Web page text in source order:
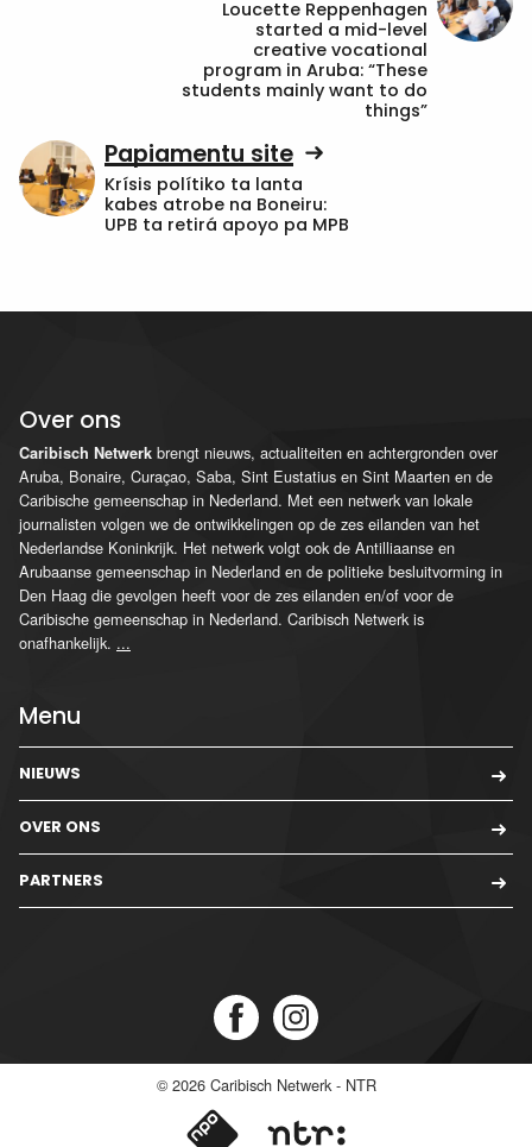
Loucette Reppenhagen
started a mid-level
creative vocational
program in Aruba: “These
students mainly want to do
things”
Papiamentu site
Krísis polítiko ta lanta
kabes atrobe na Boneiru:
UPB ta retirá apoyo pa MPB
Over ons
Caribisch Netwerk brengt nieuws, actualiteiten en achtergronden over
Aruba, Bonaire, Curaçao, Saba, Sint Eustatius en Sint Maarten en de
Caribische gemeenschap in Nederland. Met een netwerk van lokale
journalisten volgen we de ontwikkelingen op de zes eilanden van het
Nederlandse Koninkrijk. Het netwerk volgt ook de Antilliaanse en
Arubaanse gemeenschap in Nederland en de politieke besluitvorming in
Den Haag die gevolgen heeft voor de zes eilanden en/of voor de
Caribische gemeenschap in Nederland. Caribisch Netwerk is
onafhankelijk. ...
Menu
NIEUWS
OVER ONS
PARTNERS
© 2026 Caribisch Netwerk - NTR